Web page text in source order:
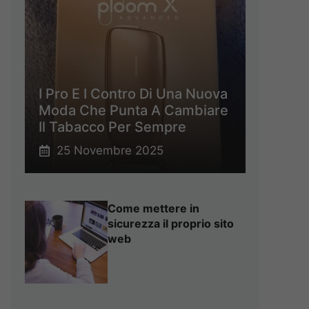
I Pro E I Contro Di Una Nuova
Moda Che Punta A Cambiare
Il Tabacco Per Sempre
25 Novembre 2025
Come mettere in
sicurezza il proprio sito
web